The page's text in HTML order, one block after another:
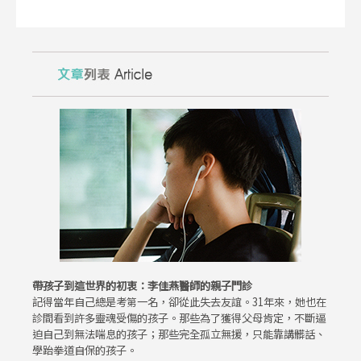
帶孩子到這世界的初衷：李佳燕醫師的親子門診
記得當年自己總是考第一名，卻從此失去友誼。31年來，她也在
診間看到許多靈魂受傷的孩子。那些為了獲得父母肯定，不斷逼
迫自己到無法喘息的孩子；那些完全孤立無援，只能靠講髒話、
學跆拳道自保的孩子。